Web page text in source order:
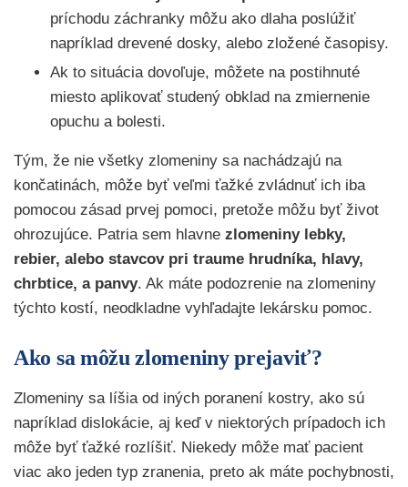
príchodu záchranky môžu ako dlaha poslúžiť
napríklad drevené dosky, alebo zložené časopisy.
Ak to situácia dovoľuje, môžete na postihnuté
miesto aplikovať studený obklad na zmiernenie
opuchu a bolesti.
Tým, že nie všetky zlomeniny sa nachádzajú na
končatinách, môže byť veľmi ťažké zvládnuť ich iba
pomocou zásad prvej pomoci, pretože môžu byť život
ohrozujúce. Patria sem hlavne zlomeniny lebky,
rebier, alebo stavcov pri traume hrudníka, hlavy,
chrbtice, a panvy. Ak máte podozrenie na zlomeniny
týchto kostí, neodkladne vyhľadajte lekársku pomoc.
Ako sa môžu zlomeniny prejaviť?
Zlomeniny sa líšia od iných poranení kostry, ako sú
napríklad dislokácie, aj keď v niektorých prípadoch ich
môže byť ťažké rozlíšiť. Niekedy môže mať pacient
viac ako jeden typ zranenia, preto ak máte pochybnosti,